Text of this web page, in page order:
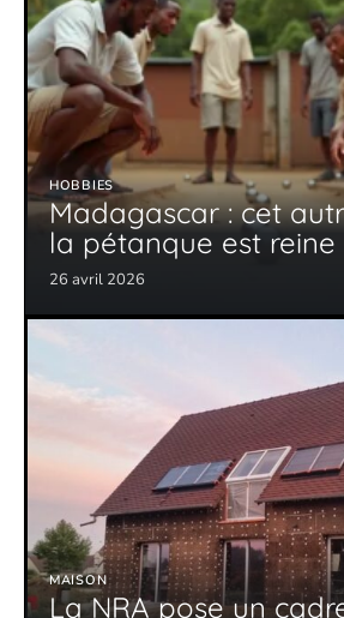
HOBBIES
Madagascar : cet
la pétanque est reine
26 avril 2026
MAISON
La NRA pose un